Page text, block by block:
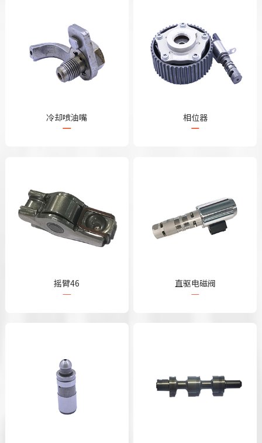
冷却喷油嘴 相位器
摇臂46 直驱电磁阀